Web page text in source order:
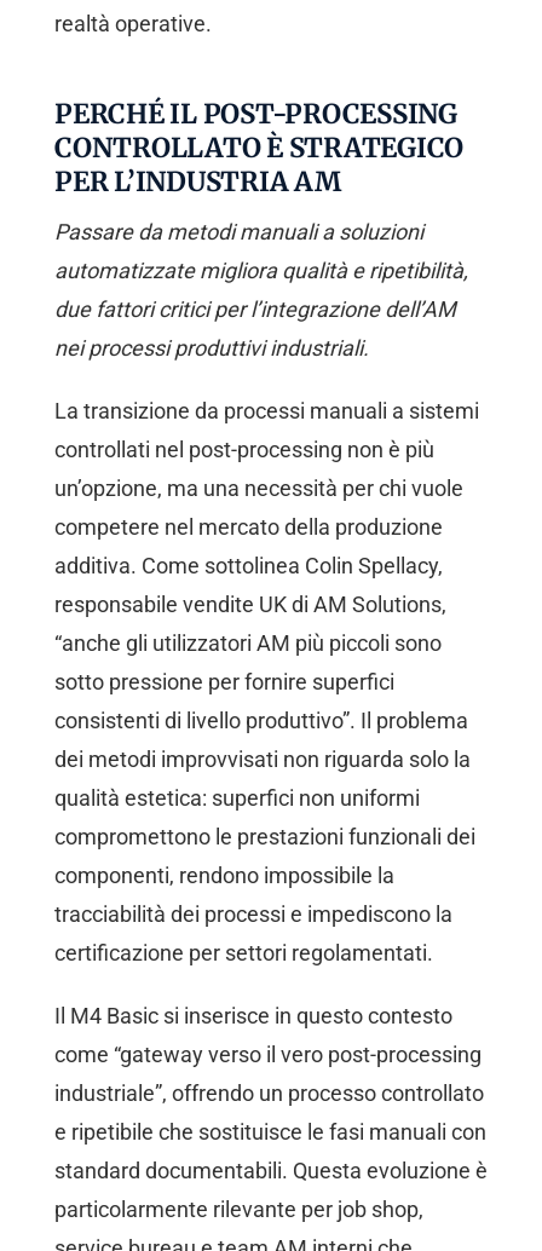
realtà operative.
PERCHÉ IL POST-PROCESSING
CONTROLLATO È STRATEGICO
PER L’INDUSTRIA AM
Passare da metodi manuali a soluzioni
automatizzate migliora qualità e ripetibilità,
due fattori critici per l’integrazione dell’AM
nei processi produttivi industriali.
La transizione da processi manuali a sistemi
controllati nel post-processing non è più
un’opzione, ma una necessità per chi vuole
competere nel mercato della produzione
additiva. Come sottolinea Colin Spellacy,
responsabile vendite UK di AM Solutions,
“anche gli utilizzatori AM più piccoli sono
sotto pressione per fornire superfici
consistenti di livello produttivo”. Il problema
dei metodi improvvisati non riguarda solo la
qualità estetica: superfici non uniformi
compromettono le prestazioni funzionali dei
componenti, rendono impossibile la
tracciabilità dei processi e impediscono la
certificazione per settori regolamentati.
Il M4 Basic si inserisce in questo contesto
come “gateway verso il vero post-processing
industriale”, offrendo un processo controllato
e ripetibile che sostituisce le fasi manuali con
standard documentabili. Questa evoluzione è
particolarmente rilevante per job shop,